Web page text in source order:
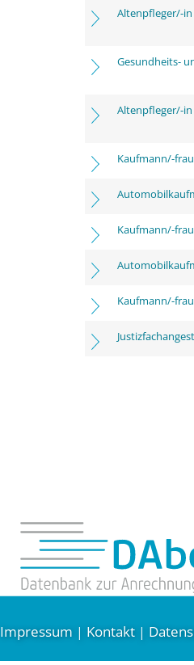
Altenpfleger/-in
Gesundheits-
Altenpfleger/-in
Kaufmann/-
Kaufmann/-
Kaufmann/-
Impressum | Kontakt |